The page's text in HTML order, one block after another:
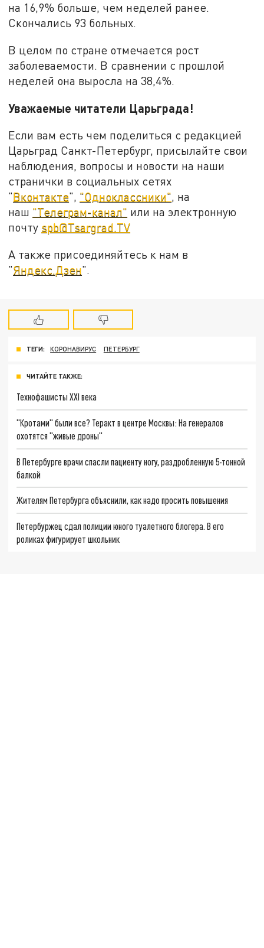
на 16,9% больше, чем неделей ранее.
Скончались 93 больных.
В целом по стране отмечается рост
заболеваемости. В сравнении с прошлой
неделей она выросла на 38,4%.
Уважаемые читатели Царьграда!
Если вам есть чем поделиться с редакцией
Царьград Санкт-Петербург, присылайте свои
наблюдения, вопросы и новости на наши
странички в социальных сетях
"Вконтакте", "Одноклассники", на
наш "Телеграм-канал" или на электронную
почту spb@Tsargrad.TV
А также присоединяйтесь к нам в
"Яндекс.Дзен".
ТЕГИ: КОРОНАВИРУС ПЕТЕРБУРГ
ЧИТАЙТЕ ТАКЖЕ:
Технофашисты XXI века
"Кротами" были все? Теракт в центре Москвы: На генералов
охотятся "живые дроны"
В Петербурге врачи спасли пациенту ногу, раздробленную 5-тонной
балкой
Жителям Петербурга объяснили, как надо просить повышения
Петербуржец сдал полиции юного туалетного блогера. В его
роликах фигурирует школьник